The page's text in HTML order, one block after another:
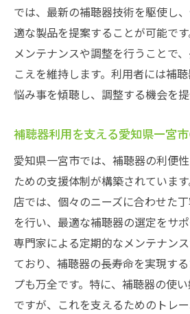
では、最新の補聴器技術を駆使し
適な製品を提案することが可能で
メンテナンスや調整を行うことで
こえを維持します。利用者には補
悩み事を傾聴し、調整する機会を提
補聴器利用を支える愛知県一宮
愛知県一宮市では、補聴器の利便
ための支援体制が構築されていま
店では、個々のニーズに合わせた
を行い、最適な補聴器の選定をサポ
専門家による定期的なメンテナン
ており、補聴器の長寿命を実現す
プも万全です。特に、補聴器の使
ですが、これを支えるためのトレ